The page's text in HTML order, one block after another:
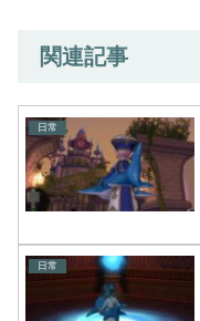
関連記事
日常
日常